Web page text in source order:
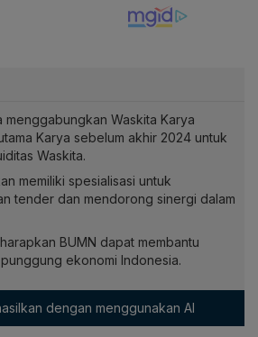
menggabungkan Waskita Karya
Karya sebelum akhir 2024 untuk
Waskita.
memiliki spesialisasi untuk
tender dan mendorong sinergi dalam
BUMN dapat membantu
ekonomi Indonesia.
dengan menggunakan AI